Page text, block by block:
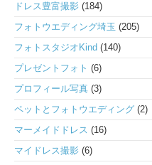
ドレス豊富撮影 (184)
フォトウエディング埼玉 (205)
フォトスタジオKind (140)
プレゼントフォト (6)
プロフィール写真 (3)
ペットとフォトウエディング (2)
マーメイドドレス (16)
マイドレス撮影 (6)